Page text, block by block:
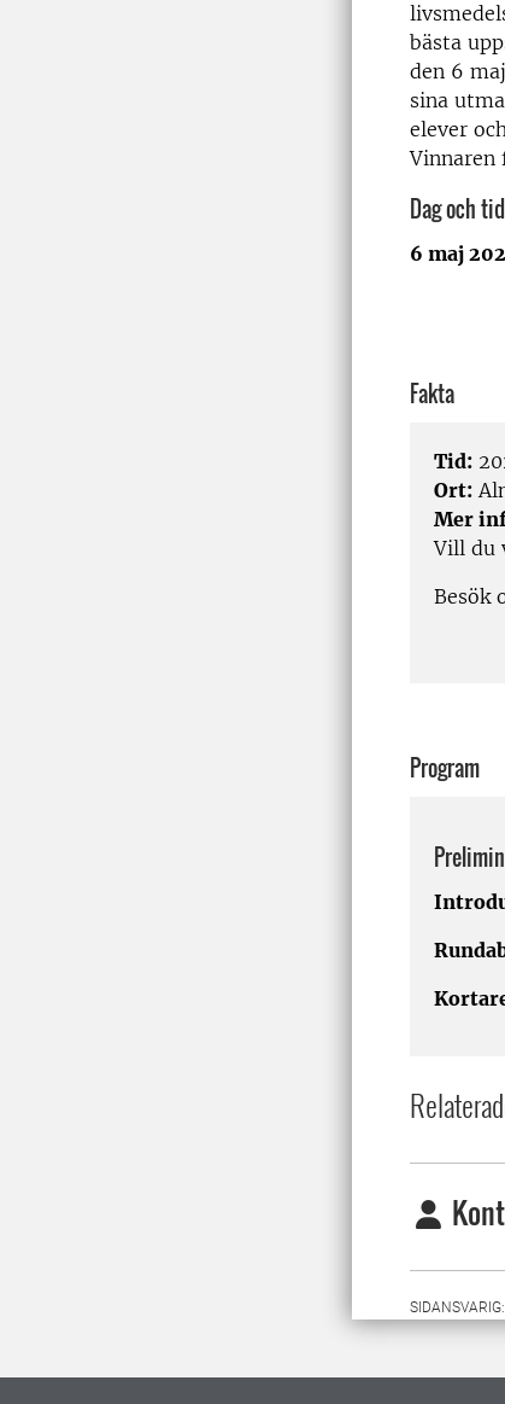
bästa
den 6
sina
elever
Vinnaren
Dag och
6 maj
Fakta
Tid:
Ort:
Mer
Vill du
Besök
Program
SIDANSVARIG: